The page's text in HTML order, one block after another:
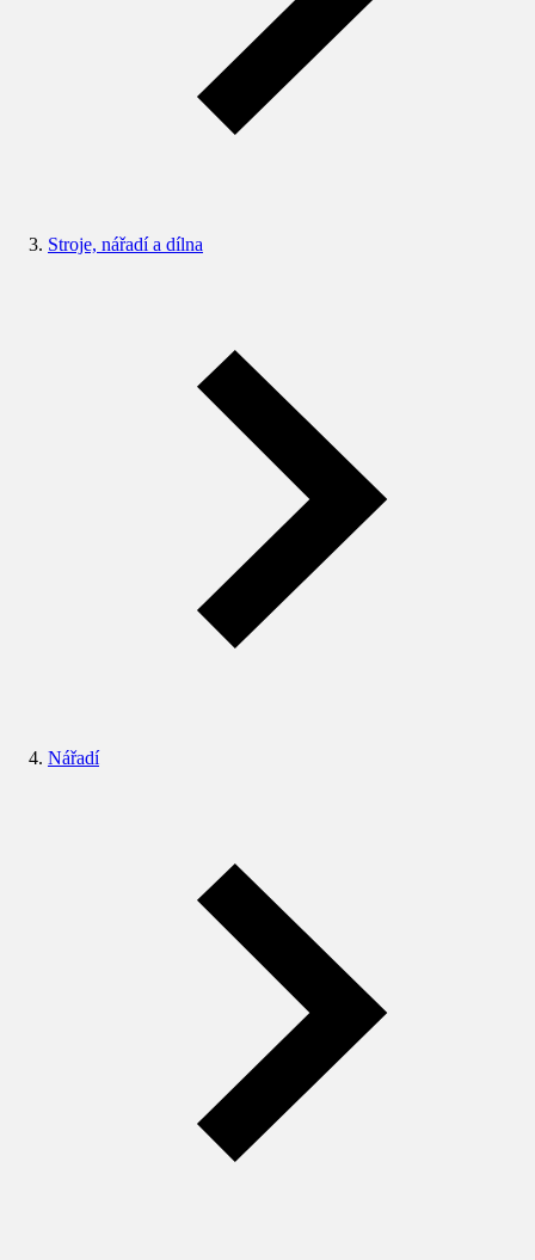
Stroje, nářadí a dílna
Nářadí